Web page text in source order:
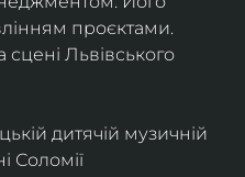
проєктами.
сцені Львівського
дитячій музичній
Соломії